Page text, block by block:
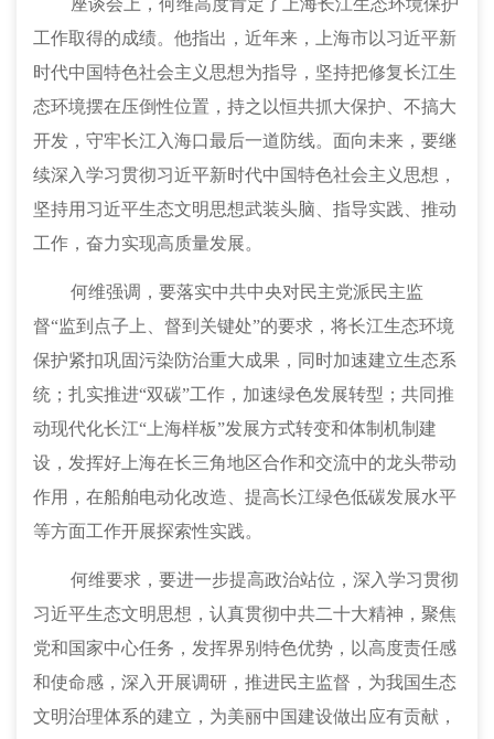
工作取得的成绩。他指出，近年来，上海市以习近平新
时代中国特色社会主义思想为指导，坚持把修复长江生
态环境摆在压倒性位置，持之以恒共抓大保护、不搞大
开发，守牢长江入海口最后一道防线。面向未来，要继
续深入学习贯彻习近平新时代中国特色社会主义思想，
坚持用习近平生态文明思想武装头脑、指导实践、推动
工作，奋力实现高质量发展。
何维强调，要落实中共中央对民主党派民主监
督“监到点子上、督到关键处”的要求，将长江生态环境
保护紧扣巩固污染防治重大成果，同时加速建立生态系
统；扎实推进“双碳”工作，加速绿色发展转型；共同推
动现代化长江“上海样板”发展方式转变和体制机制建
设，发挥好上海在长三角地区合作和交流中的龙头带动
作用，在船舶电动化改造、提高长江绿色低碳发展水平
等方面工作开展探索性实践。
何维要求，要进一步提高政治站位，深入学习贯彻
习近平生态文明思想，认真贯彻中共二十大精神，聚焦
党和国家中心任务，发挥界别特色优势，以高度责任感
和使命感，深入开展调研，推进民主监督，为我国生态
文明治理体系的建立，为美丽中国建设做出应有贡献，